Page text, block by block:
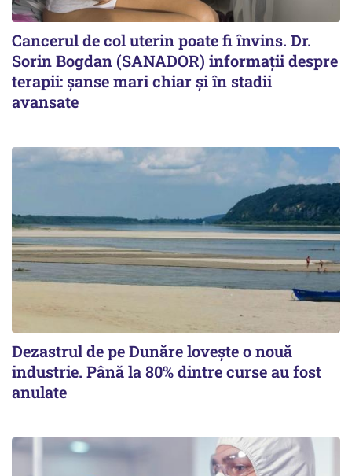
Cancerul de col uterin poate fi învins. Dr.
Sorin Bogdan (SANADOR) informații despre
terapii: șanse mari chiar și în stadii
avansate
Dezastrul de pe Dunăre lovește o nouă
industrie. Până la 80% dintre curse au fost
anulate